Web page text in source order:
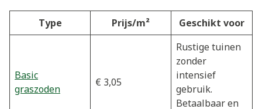
Type Prijs/m² Geschikt voor
Basic
graszoden
€ 3,05
Rustige tuinen
zonder
intensief
gebruik.
Betaalbaar en